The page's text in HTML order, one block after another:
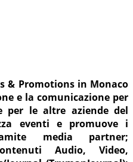
& Promotions in Monaco
e la comunicazione per
per le altre aziende del
eventi e promuove i
media partner;
Audio, Video,